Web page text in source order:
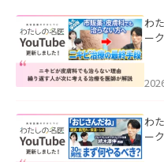
わ
ー
ま
わ
ー